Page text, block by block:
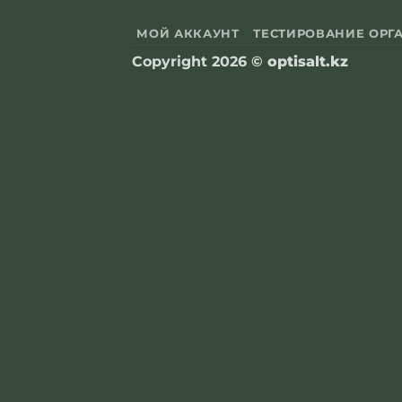
МОЙ АККАУНТ ТЕСТИРОВАНИЕ
Copyright 2026 © optisalt.kz